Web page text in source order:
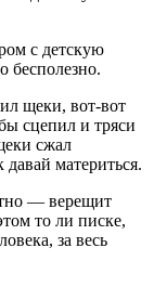
с детскую
бесполезно.
щеки, вот-вот
сцепил и тряси
сжал
материться.
— верещит
то ли писке,
за весь